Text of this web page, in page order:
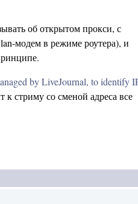
об открытом прокси, с
модем в режиме роутера), и
by LiveJournal, to identify
стриму со сменой адреса все